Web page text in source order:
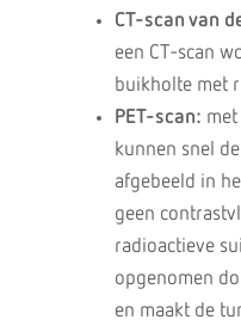
CT-scan van
een CT-scan
buikholte met
PET-scan:
kunnen snel
afgebeeld in
geen
radioactieve
opgenomen
en maakt de